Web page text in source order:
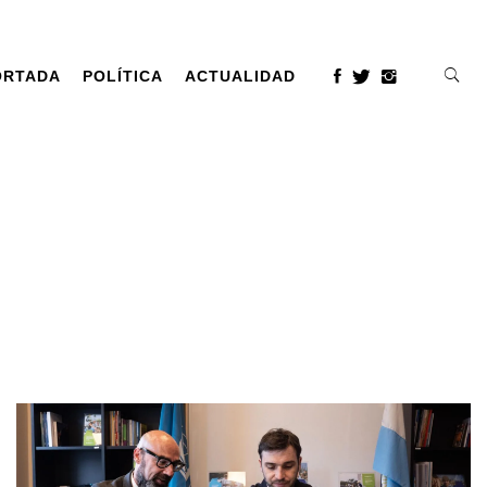
POLÍTICA ACTUALIDAD